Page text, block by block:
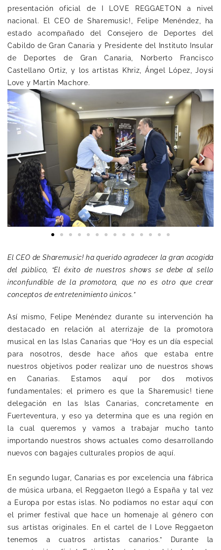
presentación oficial de I LOVE REGGAETON a nivel
nacional. El CEO de Sharemusic!, Felipe Menéndez, ha
estado acompañado del Consejero de Deportes del
Cabildo de Gran Canaria y Presidente del Instituto Insular
de Deportes de Gran Canaria, Norberto Francisco
Castellano Ortiz, y los artistas Khriz, Ángel López, Joysi
Love y Martin Machore.
El CEO de Sharemusic! ha querido agradecer la gran acogida
del público, “El éxito de nuestros shows se debe al sello
inconfundible de la promotora, que no es otro que crear
conceptos de entretenimiento únicos.”
Así mismo, Felipe Menéndez durante su intervención ha
destacado en relación al aterrizaje de la promotora
musical en las Islas Canarias que “Hoy es un día especial
para nosotros, desde hace años que estaba entre
nuestros objetivos poder realizar uno de nuestros shows
en Canarias. Estamos aquí por dos motivos
fundamentales; el primero es que la Sharemusic! tiene
delegación en las Islas Canarias, concretamente en
Fuerteventura, y eso ya determina que es una región en
la cual queremos y vamos a trabajar mucho tanto
importando nuestros shows actuales como desarrollando
nuevos con bagajes culturales propios de aquí.
En segundo lugar, Canarias es por excelencia una fábrica
de música urbana, el Reggaeton llegó a España y tal vez
a Europa por estas islas. No podíamos no estar aquí con
el primer festival que hace un homenaje al género con
sus artistas originales. En el cartel de I Love Reggaeton
tenemos a cuatros artistas canarios.” Durante la